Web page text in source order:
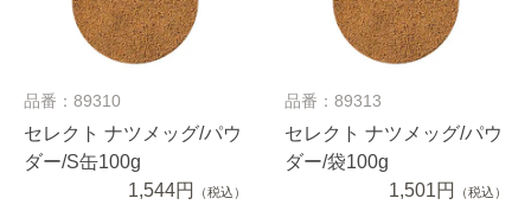
品番：89310
セレクト ナツメッグ/パウ
ダー/S缶100g
1,544円
（税込）
品番：89313
セレクト ナツメッグ/パウ
ダー/袋100g
1,501円
（税込）